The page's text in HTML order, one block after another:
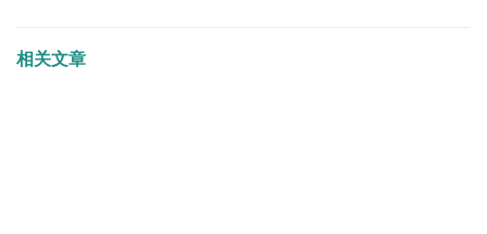
相关文章